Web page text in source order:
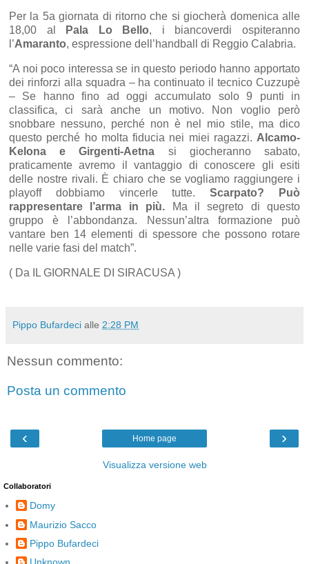
Per la 5a giornata di ritorno che si giocherà domenica alle
18,00 al
Pala Lo Bello, i biancoverdi ospiteranno
l’Amaranto, espressione dell’handball di Reggio Calabria.
“A noi poco interessa se in questo periodo hanno apportato
dei rinforzi alla squadra – ha continuato il tecnico Cuzzupè
– Se hanno fino ad oggi accumulato solo 9 punti in
classifica, ci sarà anche un motivo. Non voglio però
snobbare nessuno, perché non è nel mio stile, ma dico
questo perché ho molta fiducia nei miei ragazzi. Alcamo-
Kelona e Girgenti-Aetna si giocheranno sabato,
praticamente avremo il vantaggio di conoscere gli esiti
delle nostre rivali. È chiaro che se vogliamo raggiungere i
playoff dobbiamo vincerle tutte.Scarpato?
Può
rappresentare l’arma in più.
Ma il segreto di questo
gruppo è l’abbondanza. Nessun’altra formazione può
vantare ben 14 elementi di spessore che possono rotare
nelle varie fasi del match”.
( Da IL GIORNALE DI SIRACUSA )
Pippo Bufardeci alle 2:28 PM
Nessun commento:
Posta un commento
‹ ›
Home page
Visualizza versione web
Collaboratori
Domy
Maurizio Sacco
Pippo Bufardeci